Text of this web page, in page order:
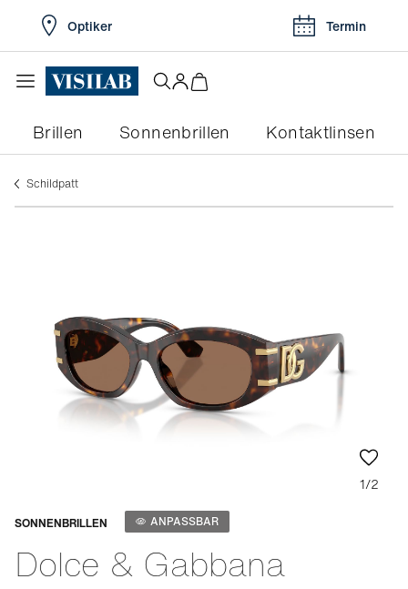
Optiker Termin
Brillen Sonnenbrillen Kontaktlinsen
schildpatt
1/2
SONNENBRILLEN ANPASSBAR
Dolce & Gabbana
Anpassbar